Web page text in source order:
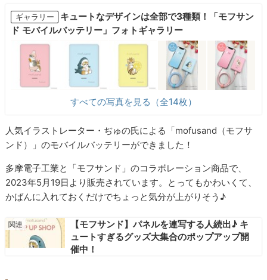
ギャラリー
キュートなデザインは全部で3種類！「モフサン
ド モバイルバッテリー」フォトギャラリー
すべての写真を見る（全14枚）
人気イラストレーター・ぢゅの氏による「mofusand（モフサ
ンド）」のモバイルバッテリーができました！
多摩電子工業と「モフサンド」のコラボレーション商品で、
2023年5月19日より販売されています。とってもかわいくて、
かばんに入れておくだけでちょっと気分が上がりそう♪
【モフサンド】パネルを連写する人続出♪ キ
ュートすぎるグッズ大集合のポップアップ開
催中！